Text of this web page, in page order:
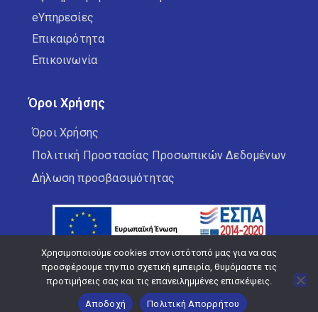
eΥπηρεσίες
Επικαιρότητα
Επικοινωνία
Όροι Χρήσης
Όροι Χρήσης
Πολιτική Προστασίας Προσωπικών Δεδομένων
Δήλωση προσβασιμότητας
Copyright © 2026 Δήμος Κορδελιού Ευόσμου
Χρησιμοποιούμε cookies στον ιστότοπό μας για να σας
προσφέρουμε την πιο σχετική εμπειρία, θυμόμαστε τις
προτιμήσεις σας και τις επανειλημμένες επισκέψεις.
Αποδοχή Πολιτική Απορρήτου